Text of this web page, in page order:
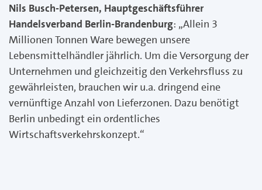
Nils Busch-Petersen, Hauptgeschäftsführer
Handelsverband Berlin-Brandenburg: „Allein 3
Millionen Tonnen Ware bewegen unsere
Lebensmittelhändler jährlich. Um die Versorgung der
Unternehmen und gleichzeitig den Verkehrsfluss zu
gewährleisten, brauchen wir u.a. dringend eine
vernünftige Anzahl von Lieferzonen. Dazu benötigt
Berlin unbedingt ein ordentliches
Wirtschaftsverkehrskonzept.“